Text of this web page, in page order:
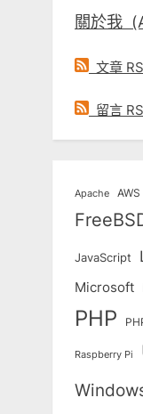
關於我
文章
留言
Apache AWS
JavaScript
Microsoft
PHP
Raspberry Pi